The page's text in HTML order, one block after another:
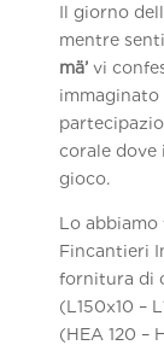
Il giorno
mentre
mä’ vi
corale dove
gioco.
Lo
Fincantieri
fornitura di
(L150x10 –
(HEA 120 –